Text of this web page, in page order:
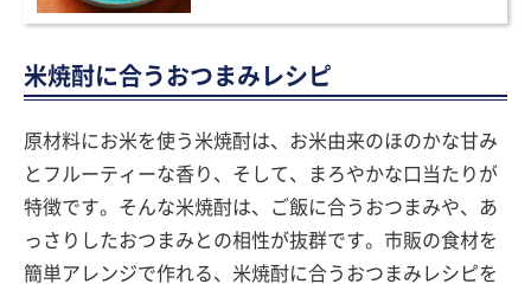
米焼酎に合うおつまみレシピ
原材料にお米を使う米焼酎は、お米由来のほのかな甘み
とフルーティーな香り、そして、まろやかな口当たりが
特徴です。そんな米焼酎は、ご飯に合うおつまみや、あ
っさりしたおつまみとの相性が抜群です。市販の食材を
簡単アレンジで作れる、米焼酎に合うおつまみレシピを